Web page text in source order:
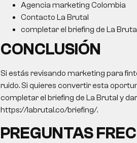
Agencia marketing Colombia
Contacto La Brutal
completar el briefing de La Brutal
CONCLUSIÓN
Si estás revisando marketing para
ruido. Si quieres convertir esta
completar el briefing de La Brutal y
https://labrutal.co/briefing/.
PREGUNTAS